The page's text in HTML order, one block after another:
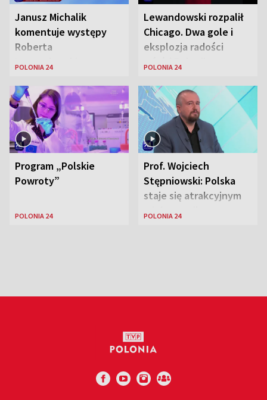
Janusz Michalik
komentuje występy
Roberta
Lewandowskiego w
Zjednoczonych
POLONIA 24
Lewandowski rozpalił
Chicago. Dwa gole i
eksplozja radości
wśród Polonii
POLONIA 24
Program „Polskie
Powroty”
POLONIA 24
Prof. Wojciech
Stępniowski: Polska
staje się atrakcyjnym
POLONIA 24